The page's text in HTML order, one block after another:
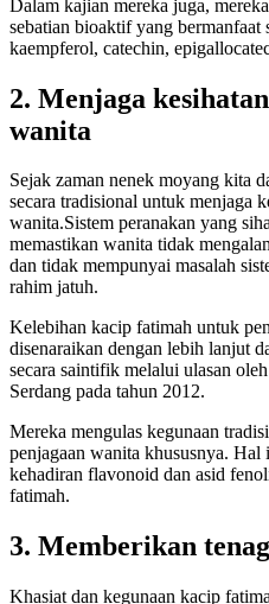
Dalam kajian mereka juga,
sebatian bioaktif yang
kaempferol, catechin,
2. Menjaga
wanita
Sejak zaman nenek moyang kita
secara tradisional untuk menjaga
wanita.Sistem peranakan yang
memastikan wanita tidak
dan tidak mempunyai masalah
rahim jatuh.
Kelebihan kacip fatimah untuk
disenaraikan dengan lebih lanjut
secara saintifik melalui ulasan
Serdang pada tahun 2012.
Mereka mengulas kegunaan
penjagaan wanita khususnya.
kehadiran flavonoid dan asid
fatimah.
3. Memberikan
Khasiat dan kegunaan kacip